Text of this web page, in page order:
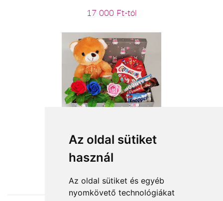
Az oldal sütiket
használ
Az oldal sütiket és egyéb
nyomkövető technológiákat
17 000 Ft-tól
Barna plüss maci
16 200 Ft-tól